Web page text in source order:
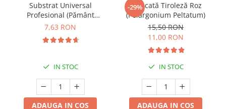
Substrat Universal
Profesional (Pământ
Premium) - 5 L
7,63 RON
IN STOC
ADAUGA IN COS
-29%
Mușcată Tiroleză Roz
(Pelargonium Peltatum)
15,50 RON
11,00 RON
IN STOC
ADAUGA IN COS